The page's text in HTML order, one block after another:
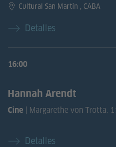
Cultural San Martín , CABA
Detalles
16:00
Hannah Arendt
Cine | Margarethe von Trotta,
Detalles